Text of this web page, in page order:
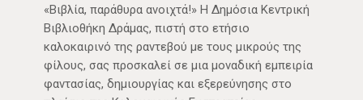
«Βιβλία, παράθυρα ανοιχτά!» Η Δημόσια Κεντρική
Βιβλιοθήκη Δράμας, πιστή στο ετήσιο
καλοκαιρινό της ραντεβού με τους μικρούς της
φίλους, σας προσκαλεί σε μια μοναδική εμπειρία
φαντασίας, δημιουργίας και εξερεύνησης στο